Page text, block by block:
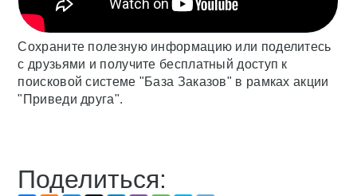
Сохраните полезную информацию или поделитесь
с друзьями и получите бесплатный доступ к
поисковой системе "База Заказов" в рамках акции
"Приведи друга".
Поделиться: